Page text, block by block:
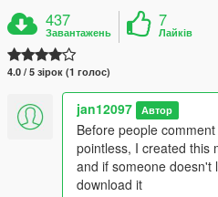
437
Завантажень
7
Лайків
4.0 / 5 зірок (1 голос)
jan12097 Автор
Before people
pointless, I created this
and if someone doesn't
download it